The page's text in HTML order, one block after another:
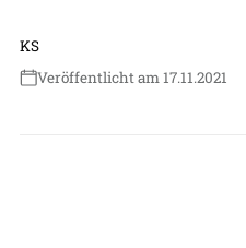
KS
Veröffentlicht am 17.11.2021